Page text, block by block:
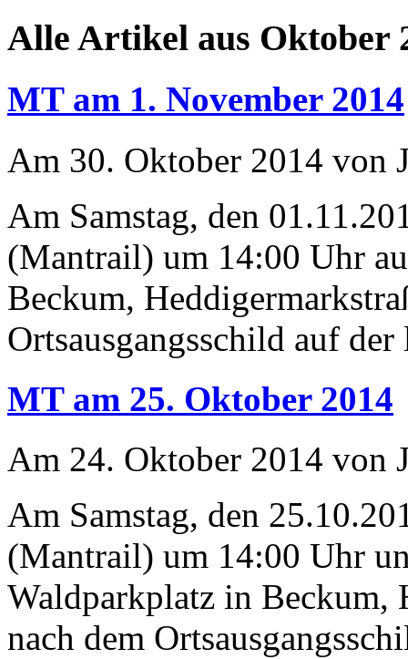
Alle Artikel aus Oktober
MT am 1. November 2014
Am 30. Oktober 2014 von
Am Samstag, den
(Mantrail) um 14:00 Uhr
Beckum,
Ortsausgangsschild auf
MT am 25. Oktober 2014
Am 24. Oktober 2014 von
Am Samstag, den
(Mantrail) um 14:00 Uhr
Waldparkplatz in Beckum,
nach dem